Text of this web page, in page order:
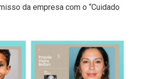
da empresa com o “Cuidado